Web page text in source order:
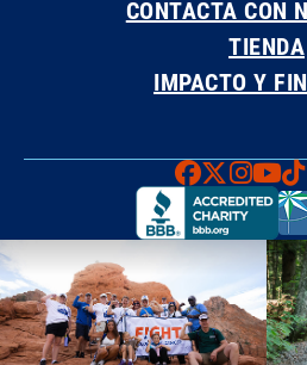
CONTACTA CON
TIENDA
IMPACTO Y
X